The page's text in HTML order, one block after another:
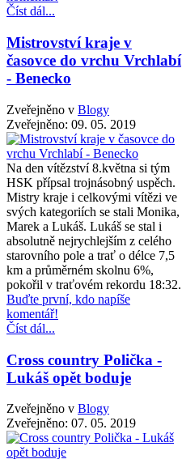
Číst dál...
Mistrovství kraje v
časovce do vrchu Vrchlabí
- Benecko
Zveřejněno v Blogy
Zveřejněno: 09. 05. 2019
Na den vítězství 8.května si tým
HSK přípsal trojnásobný uspěch.
Mistry kraje i celkovými vítězi ve
svých kategoriích se stali Monika,
Marek a Lukáš. Lukáš se stal i
absolutně nejrychlejším z celého
starovního pole a trať o délce 7,5
km a průměrném skolnu 6%,
pokořil v traťovém rekordu 18:32.
Buďte první, kdo napíše
komentář!
Číst dál...
Cross country Polička -
Lukáš opět boduje
Zveřejněno v Blogy
Zveřejněno: 07. 05. 2019